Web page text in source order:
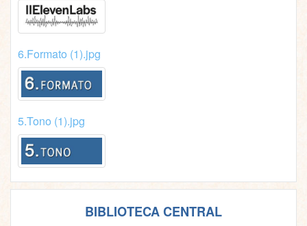
6.Formato (1).jpg
5.Tono (1).jpg
BIBLIOTECA CENTRAL